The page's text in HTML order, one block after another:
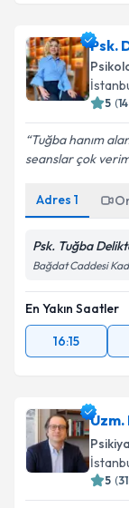
Psk.
5 (14
Tuğba hanım
seanslar çok
Adres 1
Psk. Tuğba
Bağdat Caddesi
En Yakın Saatler
16:15
Uzm.
5 (31